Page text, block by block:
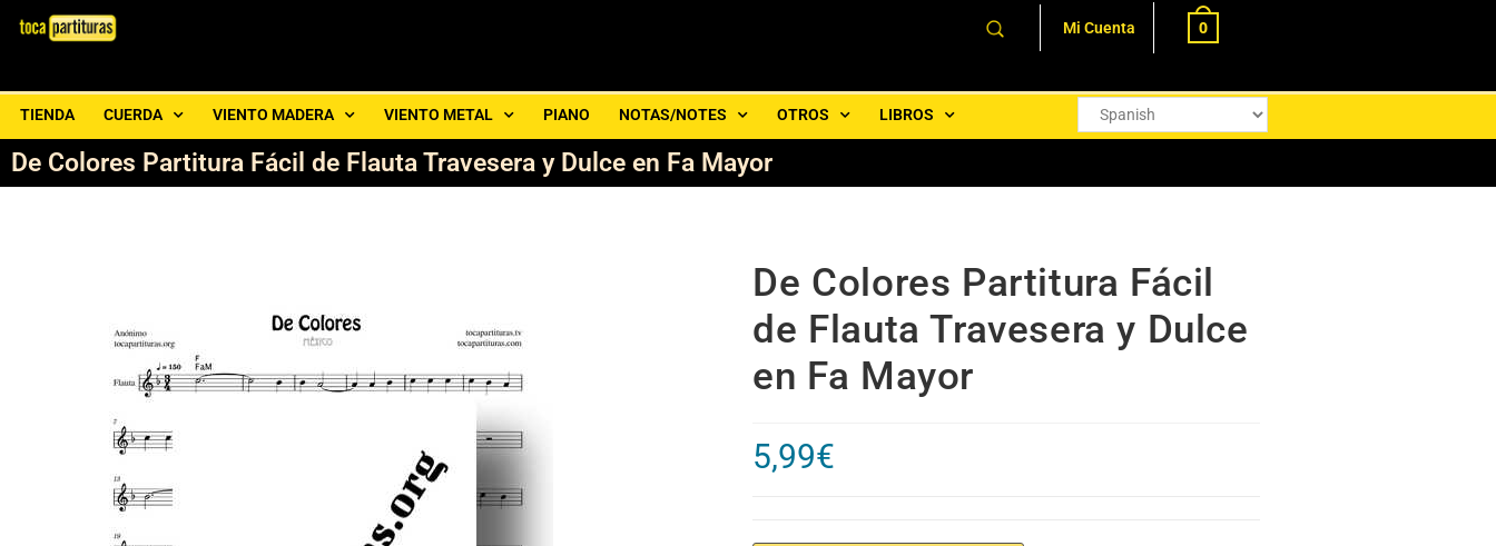
Mi Cuenta 0
TIENDA CUERDA VIENTO MADERA VIENTO METAL PIANO NOTAS/NOTES OTROS LIBROS
De Colores Partitura Fácil de Flauta Travesera y Dulce en Fa Mayor
De Colores Partitura Fácil
de Flauta Travesera y Dulce
en Fa Mayor
5,99€